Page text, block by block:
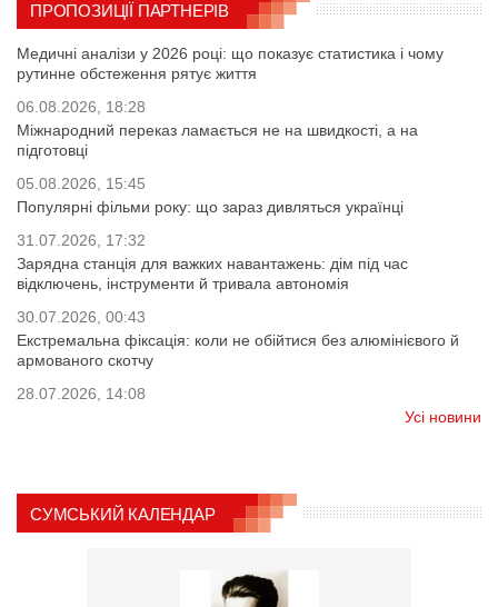
ПРОПОЗИЦІЇ ПАРТНЕРІВ
Медичні аналізи у 2026 році: що показує статистика і чому
рутинне обстеження рятує життя
06.08.2026, 18:28
Міжнародний переказ ламається не на швидкості, а на
підготовці
05.08.2026, 15:45
Популярні фільми року: що зараз дивляться українці
31.07.2026, 17:32
Зарядна станція для важких навантажень: дім під час
відключень, інструменти й тривала автономія
30.07.2026, 00:43
Екстремальна фіксація: коли не обійтися без алюмінієвого й
армованого скотчу
28.07.2026, 14:08
Усі новини
СУМСЬКИЙ КАЛЕНДАР